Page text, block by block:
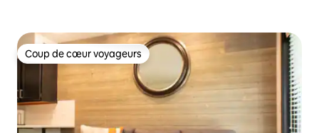
Coup de cœur voyageurs
Coup de cœur voyageurs